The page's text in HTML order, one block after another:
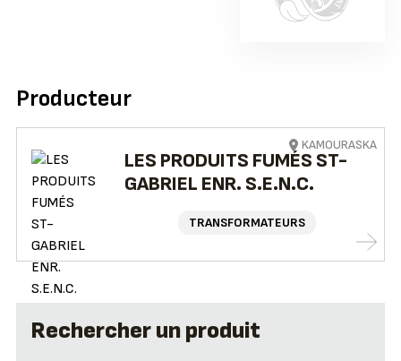
Rechercher un produit
Producteur
LES PRODUITS FUMÉS ST-
GABRIEL ENR. S.E.N.C.
TRANSFORMATEURS
KAMOURASKA